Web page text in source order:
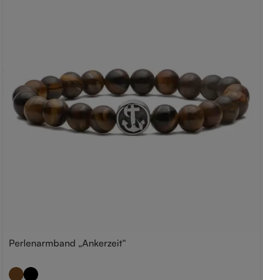
Perlenarmband „Ankerzeit“